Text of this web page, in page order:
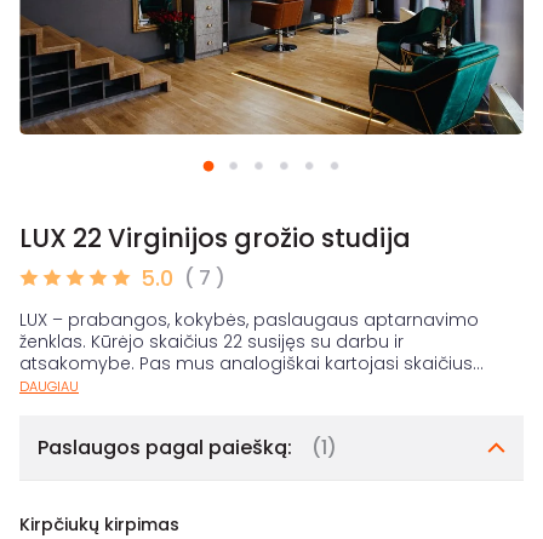
LUX 22 Virginijos grožio studija
5.0 ( 7 )
LUX – prabangos, kokybės, paslaugaus aptarnavimo
ženklas. Kūrėjo skaičius 22 susijęs su darbu ir
atsakomybe. Pas mus analogiškai kartojasi skaičius...
DAUGIAU
Paslaugos pagal paiešką: (1)
Kirpčiukų kirpimas